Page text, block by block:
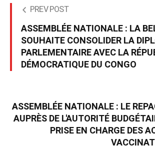
PREV POST
ASSEMBLÉE NATIONALE : LA
SOUHAITE CONSOLIDER LA
PARLEMENTAIRE AVEC LA
DÉMOCRATIQUE DU CONGO
ASSEMBLÉE NATIONALE : LE
AUPRÈS DE L'AUTORITÉ
PRISE EN CHARGE DES